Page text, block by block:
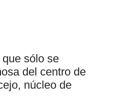
sólo se
del centro de
núcleo de